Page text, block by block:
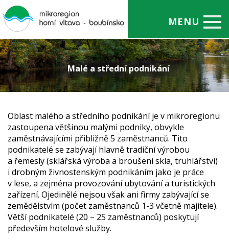
MENU
Úvod
O mikroregionu
Projekty
Obce
Administrativa
Aktuality
Kontakty
Malé a střední podnikání
Oblast malého a středního podnikání je v mikroregionu
zastoupena většinou malými podniky, obvykle
zaměstnávajícími přibližně 5 zaměstnanců. Tito
podnikatelé se zabývají hlavně tradiční výrobou
a řemesly (sklářská výroba a broušení skla, truhlářství)
i drobným živnostenským podnikáním jako je práce
v lese, a zejména provozování ubytování a turistických
zařízení. Ojedinělé nejsou však ani firmy zabývající se
zemědělstvím (počet zaměstnanců 1-3 včetně majitele).
Větší podnikatelé (20 – 25 zaměstnanců) poskytují
především hotelové služby.